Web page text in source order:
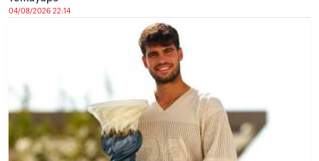
04/08/2026 22:14